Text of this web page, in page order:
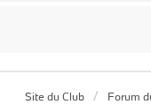
Site du Club Forum